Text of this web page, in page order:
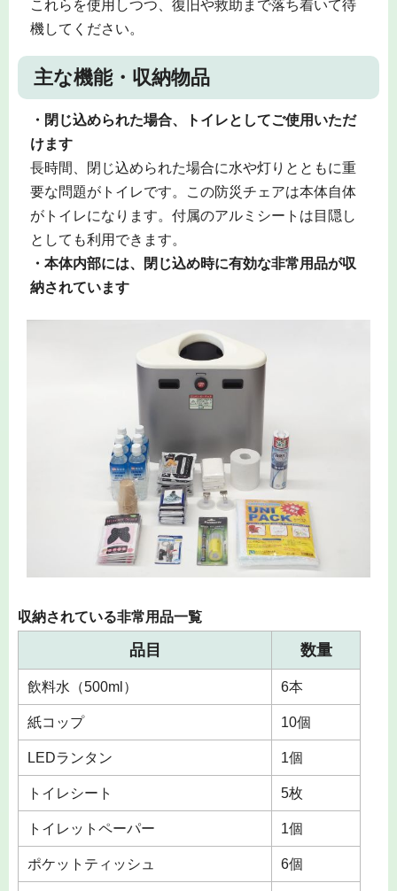
これらを使用しつつ、復旧や救助まで落ち着いて待
機してください。
主な機能・収納物品
・閉じ込められた場合、トイレとしてご使用いただ
けます
長時間、閉じ込められた場合に水や灯りとともに重
要な問題がトイレです。この防災チェアは本体自体
がトイレになります。付属のアルミシートは目隠し
としても利用できます。
・本体内部には、閉じ込め時に有効な非常用品が収
納されています
収納されている非常用品一覧
品目 数量
飲料水（500ml） 6本
紙コップ 10個
LEDランタン 1個
トイレシート 5枚
トイレットペーパー 1個
ポケットティッシュ 6個